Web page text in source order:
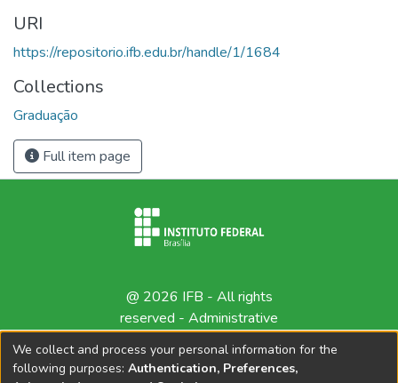
URI
https://repositorio.ifb.edu.br/handle/1/1684
Collections
Graduação
Full item page
@ 2026 IFB - All rights
reserved - Administrative
We collect and process your personal information for the
following purposes: Authentication, Preferences,